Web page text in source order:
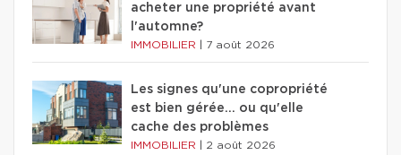
acheter une propriété avant
l'automne?
IMMOBILIER 7 août 2026
Les signes qu'une copropriété
est bien gérée… ou qu'elle
cache des problèmes
IMMOBILIER 2 août 2026